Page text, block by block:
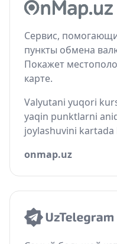
Сервис,
пункты обмена
Покажет
карте.
Valyutani yuqori
yaqin punktlarni
joylashuvini kartada
onmap.uz